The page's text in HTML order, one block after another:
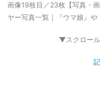
画像19枚目／23枚 【写真・
ヤー写真一覧｜『ウマ娘』
▼スクロー